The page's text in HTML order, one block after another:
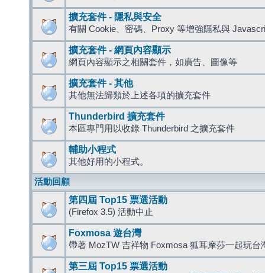
擴充套件 - 隱私與安全
有關 Cookie、密碼、Proxy 等增強隱私與
擴充套件 - 網頁內容顯示
網頁內容顯示之相關套件，如廣告、圖像等
擴充套件 - 其他
其他無法歸類於上述各項的擴充套件
Thunderbird 擴充套件
本區專門用以收錄 Thunderbird 之擴充套件
輔助小程式
其他好用的小程式。
活動回顧
第四屆 Top15 票選活動
(Firefox 3.5) 活動中止
Foxmosa 遊台灣
帶著 MozTW 吉祥物 Foxmosa 狐耳摩莎一起玩台
第三屆 Top15 票選活動